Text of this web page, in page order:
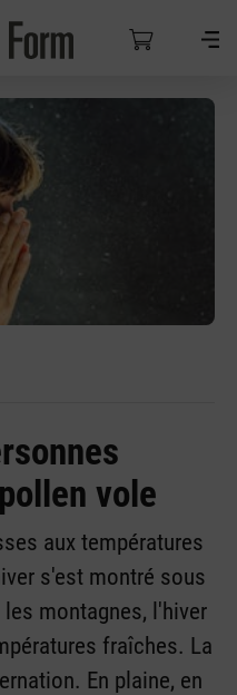
vole
aux températures
s'est montré sous
montagnes, l'hiver
fraîches. La
En plaine, en